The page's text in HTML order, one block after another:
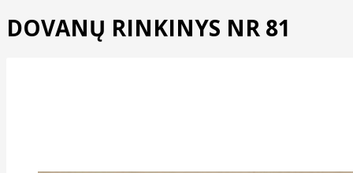
DOVANŲ RINKINYS NR 81